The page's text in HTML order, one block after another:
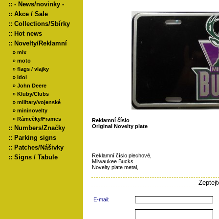
:: - News/novinky -
:: Akce / Sale
:: Collections/Sbírky
:: Hot news
:: Novelty/Reklamní
» mix
» moto
» flags / vlajky
» Idol
» John Deere
» Kluby/Clubs
» military/vojenské
» mininovelty
» Rámečky/Frames
:: Numbers/Značky
:: Parking signs
:: Patches/Nášivky
:: Signs / Tabule
Reklamní číslo
Original Novelty plate
Reklamní číslo plechové,
Milwaukee Bucks
Novelty plate metal,
E-mail: